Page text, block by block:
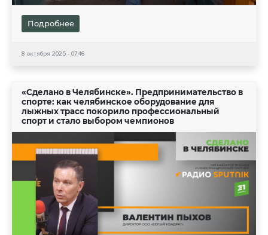
Подробнее
8 октября 2025 - 07:46
«Сделано в Челябинске». Предпринимательство в
спорте: как челябинское оборудование для
лыжных трасс покорило профессиональный
спорт и стало выбором чемпионов